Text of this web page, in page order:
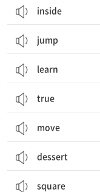
inside
jump
learn
true
move
dessert
square